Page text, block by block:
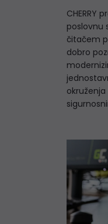
CHERRY
poslovnu
čitačem
dobro